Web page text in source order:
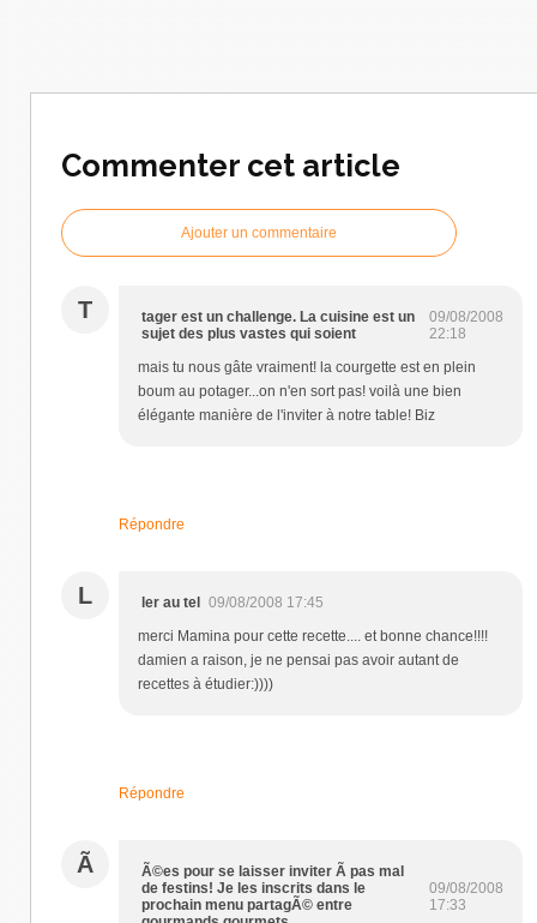
Commenter cet article
Ajouter un commentaire
T
tager est un challenge. La cuisine est un
sujet des plus vastes qui soient
09/08/2008
22:18
mais tu nous gâte vraiment! la courgette est en plein
boum au potager...on n'en sort pas! voilà une bien
élégante manière de l'inviter à notre table! Biz
Répondre
L ler au tel 09/08/2008 17:45
merci Mamina pour cette recette.... et bonne chance!!!!
damien a raison, je ne pensai pas avoir autant de
recettes à étudier:))))
Répondre
Ã
Ã©es pour se laisser inviter Ã pas mal
de festins! Je les inscrits dans le
prochain menu partagÃ© entre
09/08/2008
17:33